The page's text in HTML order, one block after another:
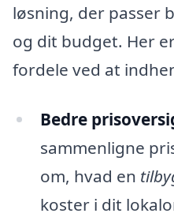
løsning, der passer
og dit budget. Her
fordele ved at
Bedre
sammenligne
om, hvad en
koster i dit